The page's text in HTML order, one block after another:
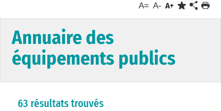
A= A- A+
Annuaire des
équipements publics
63 résultats trouvés